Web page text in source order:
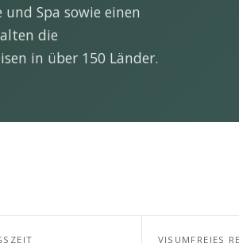
Spa sowie einen
die
in über 150 Länder.
VISUMFREIES